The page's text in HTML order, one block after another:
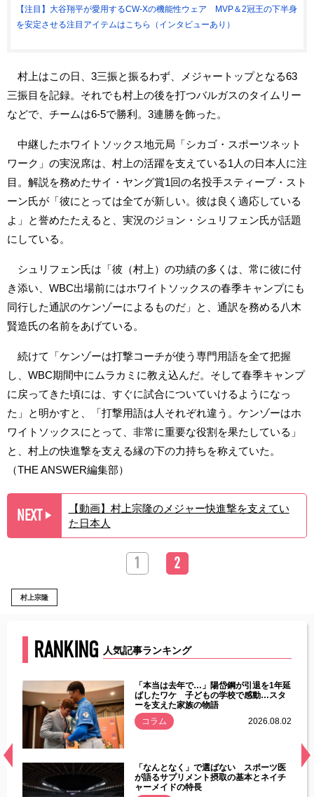
【注目】大谷翔平が愛用するCW-Xの機能性ウェア MVP＆2冠王の下半身
を安定させる注目アイテムはこちら（インタビューあり）
村上はこの日、3三振と振るわず、メジャートップとなる63
三振目を記録。それでも村上の後を打つバルガスのタイムリー
などで、チームは6-5で勝利。3連勝を飾った。
中継したホワイトソックス地元局「シカゴ・スポーツネット
ワーク」の実況席は、村上の活躍を支えている1人の日本人に注
目。解説を務めたサイ・ヤング賞1回の名投手スティーブ・スト
ーン氏が「彼にとっては全てが新しい。彼は良く適応している
よ」と誉めたたえると、実況のジョン・シュリフェン氏が話題
にしている。
シュリフェン氏は「彼（村上）の功績の多くは、常に彼に付
き添い、WBC出場前にはホワイトソックスの春季キャンプにも
同行した通訳のケンゾーによるものだ」と、通訳を務める八木
賢造氏の名前をあげている。
続けて「ケンゾーは打撃コーチが使う専門用語を全て把握
し、WBC期間中にムラカミに教え込んだ。そして春季キャンプ
に戻ってきた頃には、すぐに試合についていけるようになっ
た」と明かすと、「打撃用語は人それぞれ違う。ケンゾーはホ
ワイトソックスにとって、非常に重要な役割を果たしている」
と、村上の快進撃を支える縁の下の力持ちを称えていた。
（THE ANSWER編集部）
NEXT ▶︎
【動画】村上宗隆のメジャー快進撃を支えてい
た日本人
1 2
村上宗隆
RANKING 人気記事ランキング
常
「本当は去年で…」陽岱鋼が引退を1年延
ばしたワケ 子どもの学校で感動…スタ
ーを支えた家族の物語
コラム
2026.08.02
「なんとなく」で選ばない スポーツ医
が語るサプリメント摂取の基本とネイチ
ャーメイドの特長